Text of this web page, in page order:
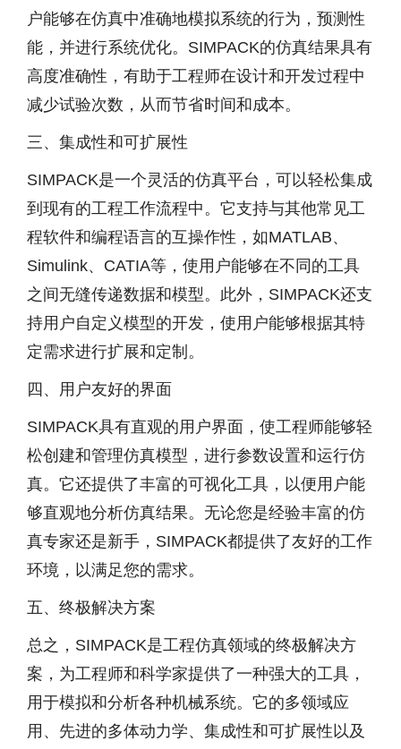
户能够在仿真中准确地模拟系统的行为，预测性
能，并进行系统优化。SIMPACK的仿真结果具有
高度准确性，有助于工程师在设计和开发过程中
减少试验次数，从而节省时间和成本。
三、集成性和可扩展性
SIMPACK是一个灵活的仿真平台，可以轻松集成
到现有的工程工作流程中。它支持与其他常见工
程软件和编程语言的互操作性，如MATLAB、
Simulink、CATIA等，使用户能够在不同的工具
之间无缝传递数据和模型。此外，SIMPACK还支
持用户自定义模型的开发，使用户能够根据其特
定需求进行扩展和定制。
四、用户友好的界面
SIMPACK具有直观的用户界面，使工程师能够轻
松创建和管理仿真模型，进行参数设置和运行仿
真。它还提供了丰富的可视化工具，以便用户能
够直观地分析仿真结果。无论您是经验丰富的仿
真专家还是新手，SIMPACK都提供了友好的工作
环境，以满足您的需求。
五、终极解决方案
总之，SIMPACK是工程仿真领域的终极解决方
案，为工程师和科学家提供了一种强大的工具，
用于模拟和分析各种机械系统。它的多领域应
用、先进的多体动力学、集成性和可扩展性以及